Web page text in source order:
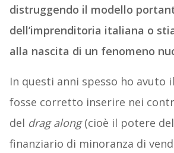
distruggendo il modello
dell’imprenditoria italiana o
alla nascita di un fenomeno
In questi anni spesso ho avuto
fosse corretto inserire nei
del drag along(cioè il potere
finanziario di minoranza di